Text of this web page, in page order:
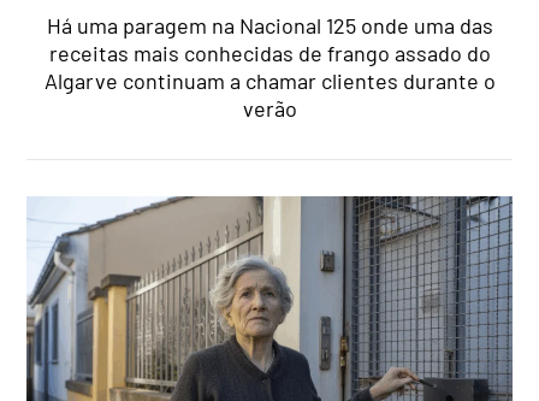
Há uma paragem na Nacional 125 onde uma das
receitas mais conhecidas de frango assado do
Algarve continuam a chamar clientes durante o
verão